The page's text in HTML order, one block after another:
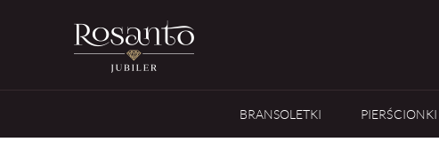
BRANSOLETKI PIERŚCIONKI